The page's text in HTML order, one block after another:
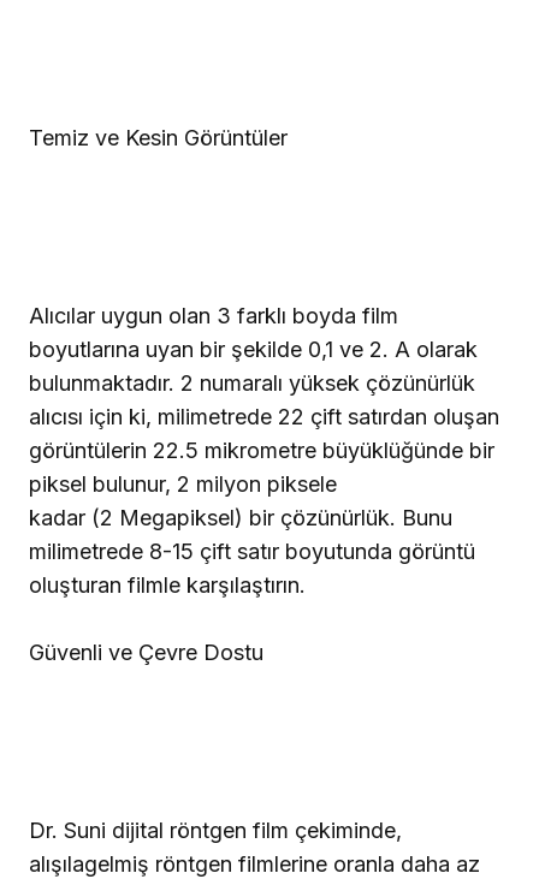
Temiz ve Kesin Görüntüler
Alıcılar uygun olan 3 farklı boyda film
boyutlarına uyan bir şekilde 0,1 ve 2. A olarak
bulunmaktadır. 2 numaralı yüksek çözünürlük
alıcısı için ki, milimetrede 22 çift satırdan oluşan
görüntülerin 22.5 mikrometre büyüklüğünde bir
piksel bulunur, 2 milyon piksele
kadar (2 Megapiksel) bir çözünürlük. Bunu
milimetrede 8-15 çift satır boyutunda görüntü
oluşturan filmle karşılaştırın.
Güvenli ve Çevre Dostu
Dr. Suni dijital röntgen film çekiminde,
alışılagelmiş röntgen filmlerine oranla daha az